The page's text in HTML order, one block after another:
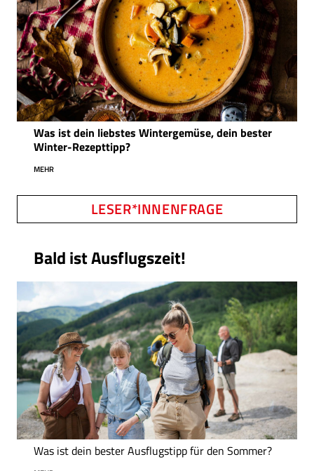
Was ist dein liebstes Wintergemüse, dein bester
Winter-Rezepttipp?
MEHR
LESER*INNENFRAGE
Bald ist Ausflugszeit!
Was ist dein bester Ausflugstipp für den Sommer?